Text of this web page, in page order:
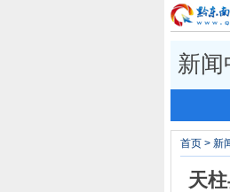
新闻
首页 > 新
天